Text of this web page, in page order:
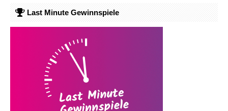
Last Minute Gewinnspiele